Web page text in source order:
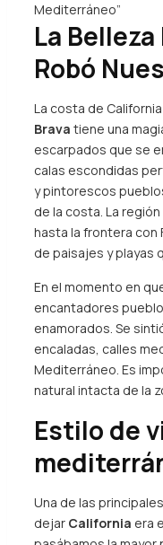
Mediterráneo”
La
Robó
La costa de
Brava tiene una
escarpados que se
calas escondidas
y pintorescos
de la costa. La
hasta la frontera con
de paisajes y playas
En el momento en
encantadores
enamorados. Se
encaladas, calles
Mediterráneo. Es
natural intacta de la
Estilo de
Una de las
dejar California era